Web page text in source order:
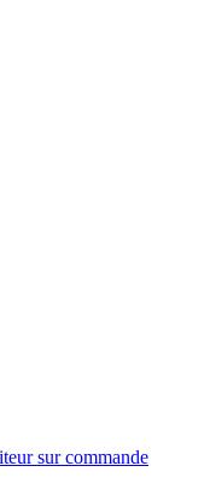
sur commande